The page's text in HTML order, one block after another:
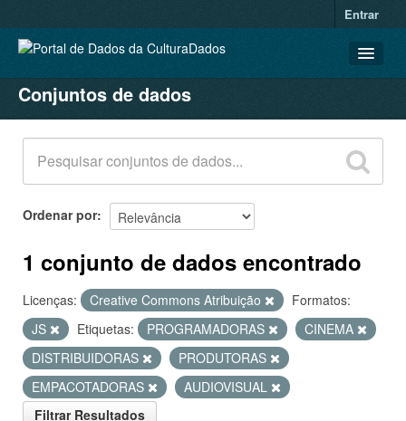
Entrar
CONJUNTOS DE DADOS
ORGANIZAÇÕES
GRUPOS
SOBRE
Conjuntos de dados
Ordenar por
1 conjunto de dados encontrado
Licenças: Creative Commons Atribuição
Formatos:
JS
Etiquetas: PROGRAMADORAS
CINEMA
DISTRIBUIDORAS
PRODUTORAS
EMPACOTADORAS
AUDIOVISUAL
Filtrar Resultados